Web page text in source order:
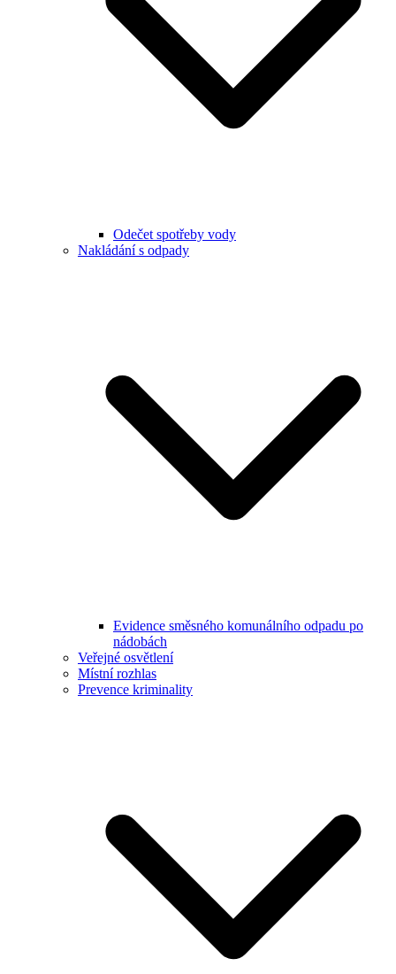
Odečet spotřeby vody
Nakládání s odpady
Evidence směsného komunálního odpadu po
nádobách
Veřejné osvětlení
Místní rozhlas
Prevence kriminality